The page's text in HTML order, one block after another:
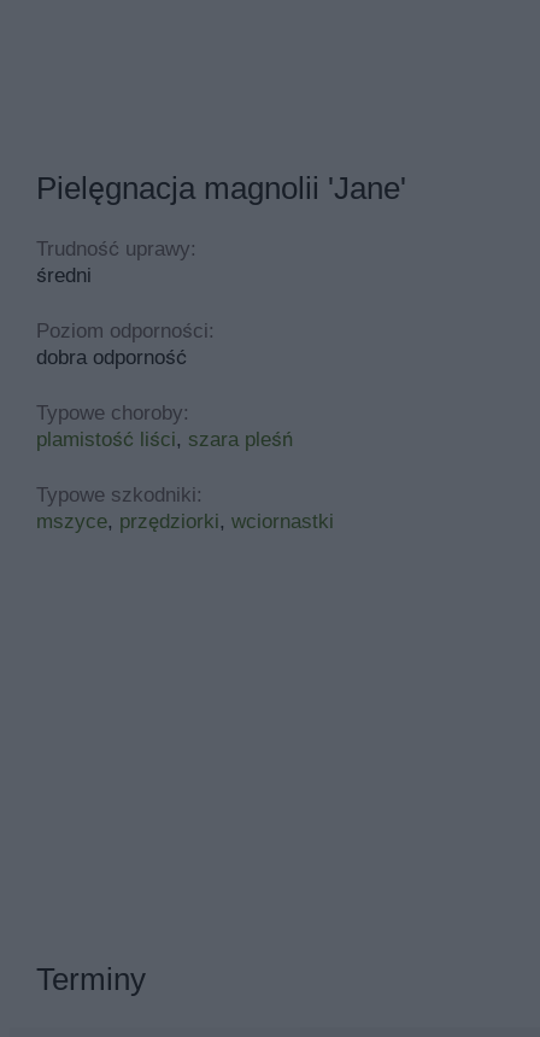
Pielęgnacja magnolii 'Jane'
Trudność uprawy:
średni
Poziom odporności:
dobra odporność
Typowe choroby:
plamistość liści, szara pleśń
Typowe szkodniki:
mszyce, przędziorki, wciornastki
Terminy